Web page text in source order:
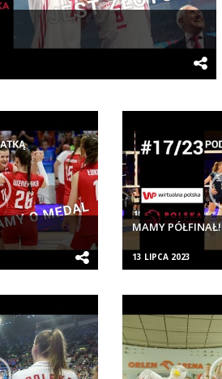
MAMY PÓŁFINAŁ!
13 LIPCA 2023